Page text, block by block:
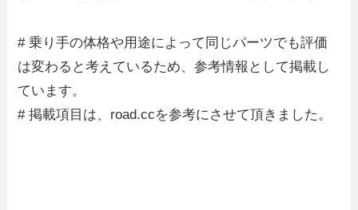
# 乗り手の体格や用途によって同じパーツでも評価
は変わると考えているため、参考情報として掲載し
ています。
# 掲載項目は、road.ccを参考にさせて頂きました。